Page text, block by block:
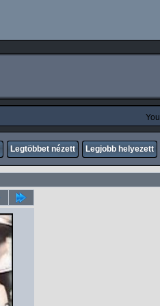
Legtöbbet nézett Legjobb helyezett